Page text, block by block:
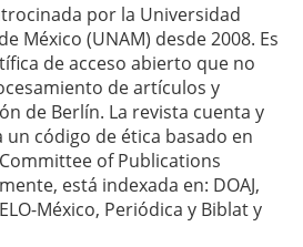
por la Universidad
México (UNAM) desde 2008. Es
de acceso abierto que no
de artículos y
de Berlín. La revista cuenta y
código de ética basado en
of Publications
está indexada en: DOAJ,
México, Periódica y Biblat y